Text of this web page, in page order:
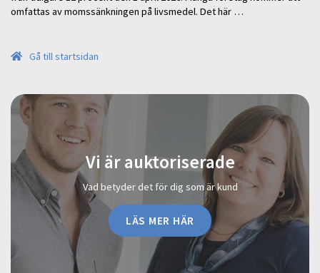
omfattas av momssänkningen på livsmedel. Det här …
Gå till startsidan
Vi är auktoriserade
Vad betyder det för dig som är kund
LÄS MER HÄR